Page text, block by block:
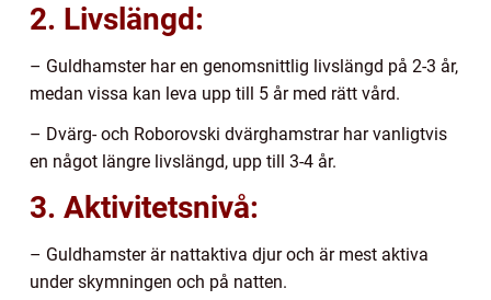
2. Livslängd:
– Guldhamster har en genomsnittlig livslängd på 2-3 år,
medan vissa kan leva upp till 5 år med rätt vård.
– Dvärg- och Roborovski dvärghamstrar har vanligtvis
en något längre livslängd, upp till 3-4 år.
3. Aktivitetsnivå:
– Guldhamster är nattaktiva djur och är mest aktiva
under skymningen och på natten.